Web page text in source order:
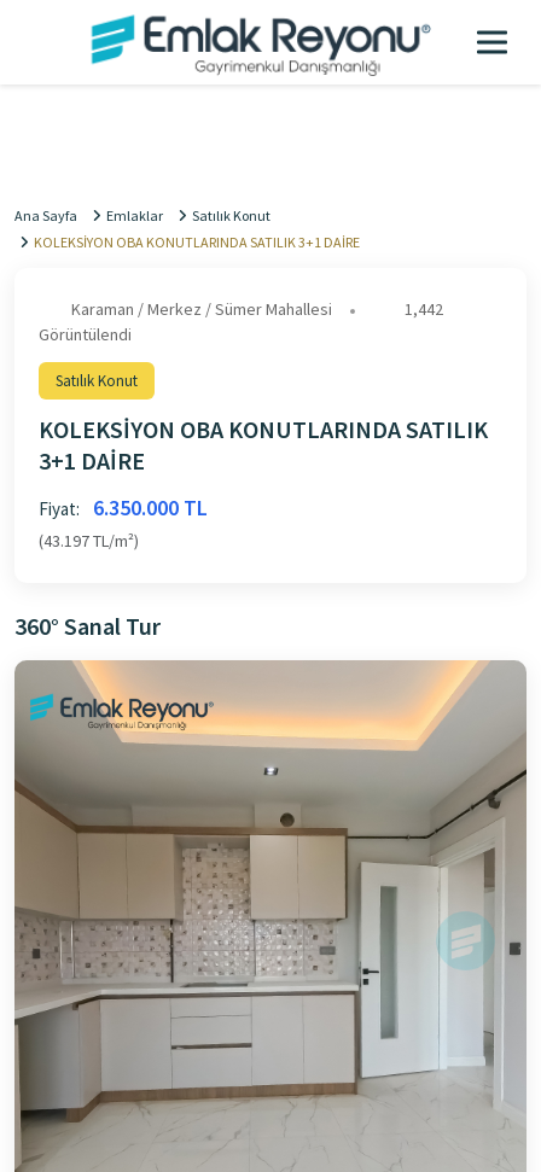
Ana Sayfa Emlaklar
Satılık Konut
KOLEKSİYON OBA KONUTLARINDA SATILIK 3+1 DAİRE
Karaman / Merkez / Sümer Mahallesi
1,442
Görüntülendi
Satılık Konut
KOLEKSİYON OBA KONUTLARINDA SATILIK
3+1 DAİRE
Fiyat: 6.350.000 TL
(43.197 TL/m²)
360° Sanal Tur